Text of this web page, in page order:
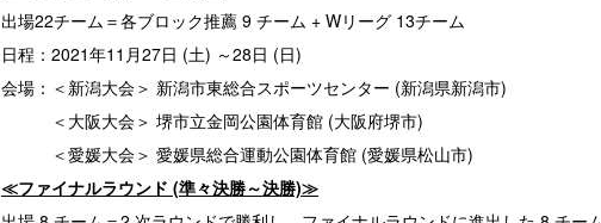
出場22チーム＝各ブロック推薦 9 チーム + Wリーグ 13チーム
日程：2021年11月27日 (土) ～28日 (日)
会場：＜新潟大会＞ 新潟市東総合スポーツセンター (新潟県新潟市)
＜大阪大会＞ 堺市立金岡公園体育館 (大阪府堺市)
＜愛媛大会＞ 愛媛県総合運動公園体育館 (愛媛県松山市)
≪ファイナルラウンド (準々決勝～決勝)≫